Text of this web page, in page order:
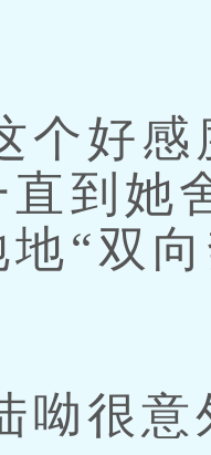
好感
直到她
“双
很意